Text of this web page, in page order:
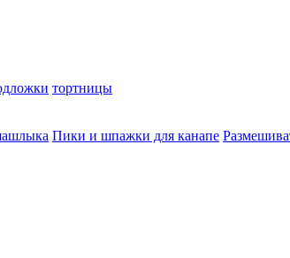
тортницы
Пики и шпажки для канапе